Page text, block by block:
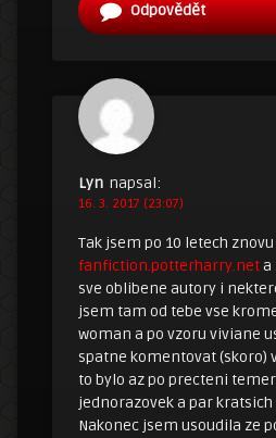
Odpovědět
Lyn napsal:
16. 3. 2017 (23:07)
Tak jsem po 10 letech
fanfiction.potterharry.neta
sve oblibene autory i
jsem tam od tebe vse
woman a po vzoru viviane
spatne komentovat (skoro)
to bylo az po precteni
jednorazovek a par kratsich
Nakonec jsem usoudila ze